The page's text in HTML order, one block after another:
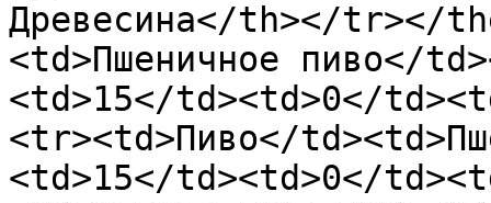
Древесина</th></tr></
<td>Пшеничное пиво</
<td>15</td><td>0</
<tr><td>Пиво</
<td>15</td><td>0</